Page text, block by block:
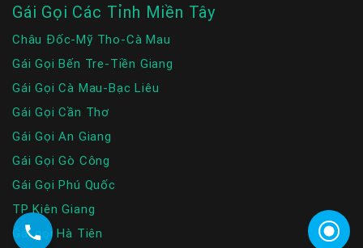
Gái Gọi Các Tỉnh Miền Tây
Châu Đốc-Mỹ Tho-Cà Mau
Gái Gọi Bến Tre-Tiền Giang
Gái Gọi Cà Mau-Bạc Liêu
Gái Gọi Cần Thơ
Gái Gọi An Giang
Gái Gọi Gò Công
Gái Gọi Phú Quốc
TP Kiên Giang
Gái gọi Hà Tiên